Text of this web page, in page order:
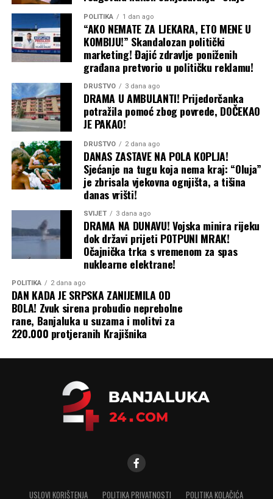
POLITIKA 1 dan ago
“AKO NEMATE ZA LJEKARA, ETO MENE U
KOMBIJU!” Skandalozan politički
marketing! Đajić zdravlje poniženih
građana pretvorio u političku reklamu!
DRUŠTVO 3 dana ago
DRAMA U AMBULANTI! Prijedorčanka
potražila pomoć zbog povrede, DOČEKAO
JE PAKAO!
DRUŠTVO 2 dana ago
DANAS ZASTAVE NA POLA KOPLJA!
Sjećanje na tugu koja nema kraj: “Oluja”
je zbrisala vjekovna ognjišta, a tišina
danas vrišti!
SVIJET 3 dana ago
DRAMA NA DUNAVU! Vojska minira rijeku
dok državi prijeti POTPUNI MRAK!
Očajnička trka s vremenom za spas
nuklearne elektrane!
POLITIKA 2 dana ago
DAN KADA JE SRPSKA ZANIJEMILA OD
BOLA! Zvuk sirena probudio neprebolne
rane, Banjaluka u suzama i molitvi za
220.000 protjeranih Krajišnika
USLOVI KORIŠTENJA POLITIKA PRIVATNOSTI POLITIKA KOLAČIĆA